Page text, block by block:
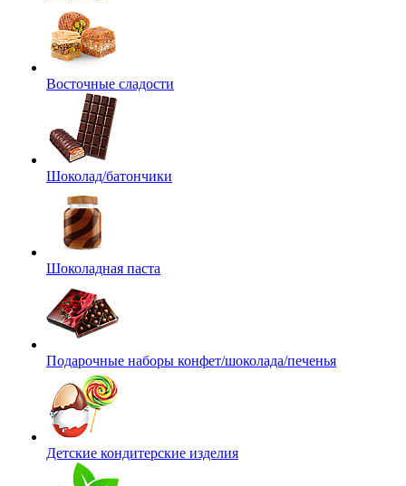
Восточные сладости
Шоколад/батончики
Шоколадная паста
Подарочные наборы конфет/шоколада/печенья
Детские кондитерские изделия